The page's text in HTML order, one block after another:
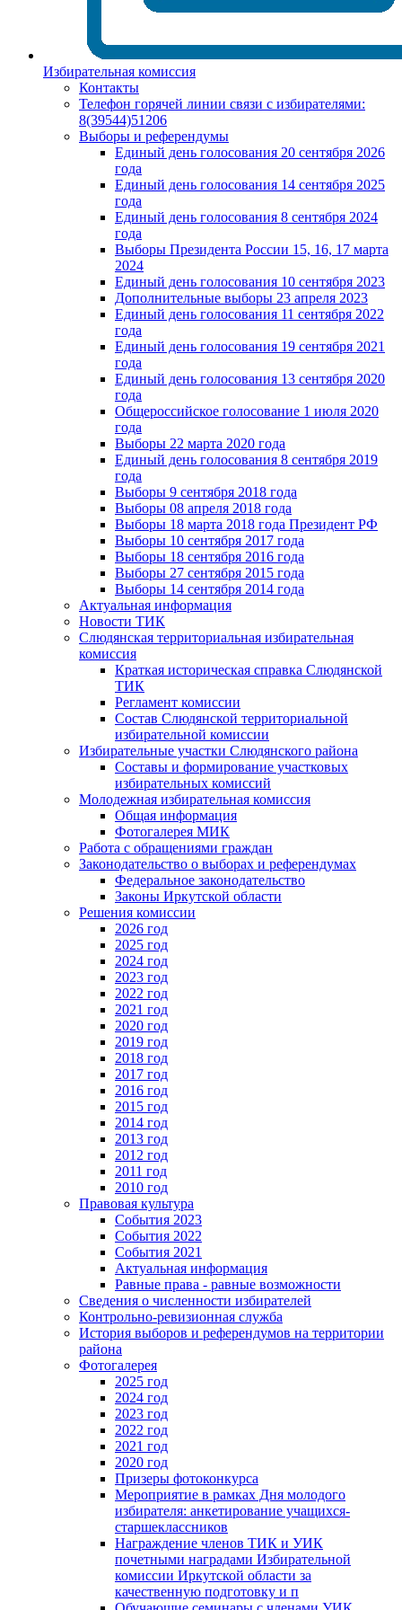
Избирательная комиссия
Контакты
Телефон горячей линии связи с избирателями:
8(39544)51206
Выборы и референдумы
Единый день голосования 20 сентября 2026
года
Единый день голосования 14 сентября 2025
года
Единый день голосования 8 сентября 2024
года
Выборы Президента России 15, 16, 17 марта
2024
Единый день голосования 10 сентября 2023
Дополнительные выборы 23 апреля 2023
Единый день голосования 11 сентября 2022
года
Единый день голосования 19 сентября 2021
года
Единый день голосования 13 сентября 2020
года
Общероссийское голосование 1 июля 2020
года
Выборы 22 марта 2020 года
Единый день голосования 8 сентября 2019
года
Выборы 9 сентября 2018 года
Выборы 08 апреля 2018 года
Выборы 18 марта 2018 года Президент РФ
Выборы 10 сентября 2017 года
Выборы 18 сентября 2016 года
Выборы 27 сентября 2015 года
Выборы 14 сентября 2014 года
Актуальная информация
Новости ТИК
Слюдянская территориальная избирательная
комиссия
Краткая историческая справка Слюдянской
ТИК
Регламент комиссии
Состав Слюдянской территориальной
избирательной комиссии
Избирательные участки Слюдянского района
Составы и формирование участковых
избирательных комиссий
Молодежная избирательная комиссия
Общая информация
Фотогалерея МИК
Работа с обращениями граждан
Законодательство о выборах и референдумах
Федеральное законодательство
Законы Иркутской области
Решения комиссии
2026 год
2025 год
2024 год
2023 год
2022 год
2021 год
2020 год
2019 год
2018 год
2017 год
2016 год
2015 год
2014 год
2013 год
2012 год
2011 год
2010 год
Правовая культура
События 2023
События 2022
События 2021
Актуальная информация
Равные права - равные возможности
Сведения о численности избирателей
Контрольно-ревизионная служба
История выборов и референдумов на территории
района
Фотогалерея
2025 год
2024 год
2023 год
2022 год
2021 год
2020 год
Призеры фотоконкурса
Мероприятие в рамках Дня молодого
избирателя: анкетирование учащихся-
старшеклассников
Награждение членов ТИК и УИК
почетными наградами Избирательной
комиссии Иркутской области за
качественную подготовку и п